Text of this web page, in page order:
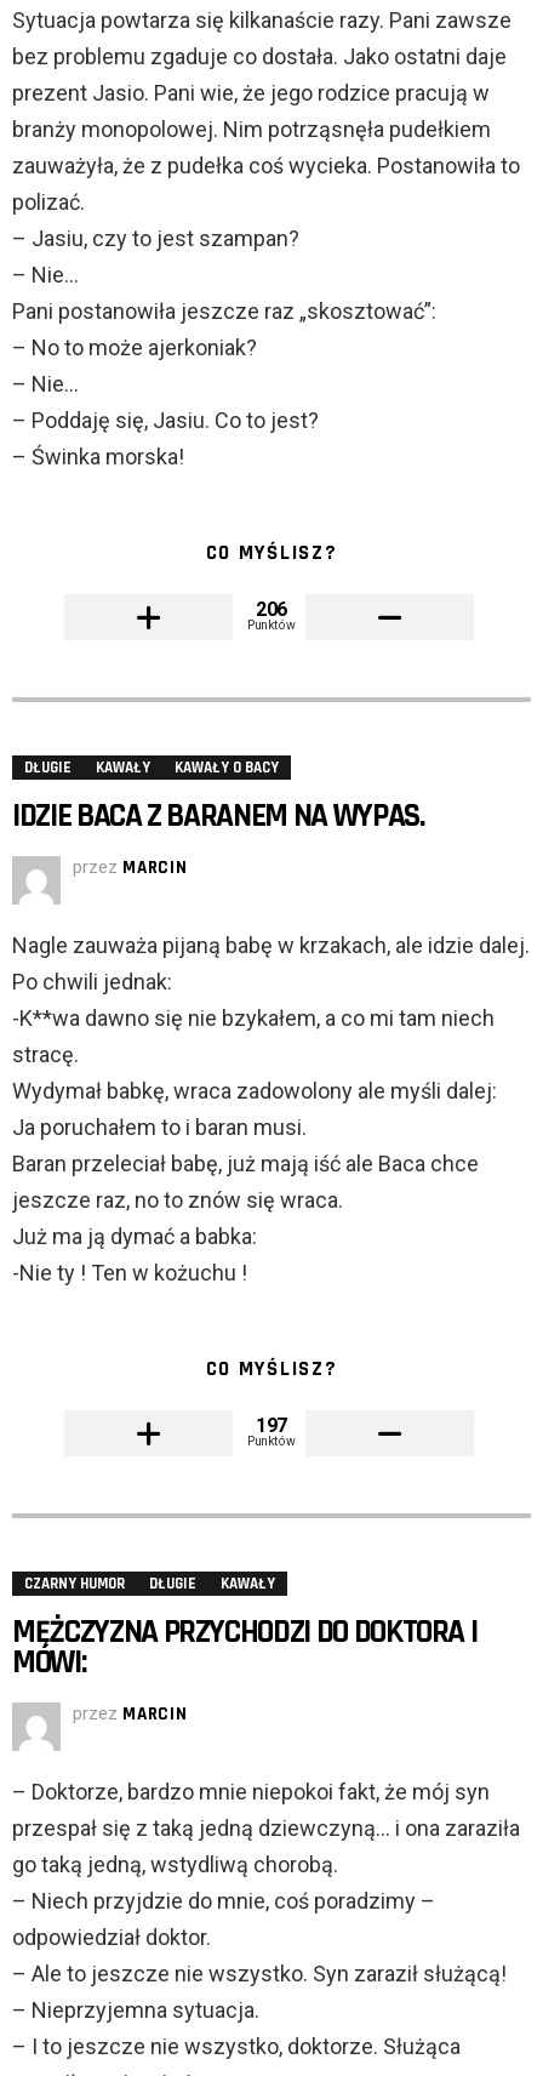
Sytuacja powtarza się kilkanaście razy. Pani zawsze
bez problemu zgaduje co dostała. Jako ostatni daje
prezent Jasio. Pani wie, że jego rodzice pracują w
branży monopolowej. Nim potrząsnęła pudełkiem
zauważyła, że z pudełka coś wycieka. Postanowiła to
polizać.
– Jasiu, czy to jest szampan?
– Nie…
Pani postanowiła jeszcze raz „skosztować”:
– No to może ajerkoniak?
– Nie…
– Poddaję się, Jasiu. Co to jest?
– Świnka morska!
CO MYŚLISZ?
206
Punktów
DŁUGIE KAWAŁY KAWAŁY O BACY
IDZIE BACA Z BARANEM NA WYPAS.
przez MARCIN
Nagle zauważa pijaną babę w krzakach, ale idzie dalej.
Po chwili jednak:
-K**wa dawno się nie bzykałem, a co mi tam niech
stracę.
Wydymał babkę, wraca zadowolony ale myśli dalej:
Ja poruchałem to i baran musi.
Baran przeleciał babę, już mają iść ale Baca chce
jeszcze raz, no to znów się wraca.
Już ma ją dymać a babka:
-Nie ty ! Ten w kożuchu !
CO MYŚLISZ?
197
Punktów
CZARNY HUMOR DŁUGIE KAWAŁY
MĘŻCZYZNA PRZYCHODZI DO DOKTORA I
MÓWI:
przez MARCIN
– Doktorze, bardzo mnie niepokoi fakt, że mój syn
przespał się z taką jedną dziewczyną… i ona zaraziła
go taką jedną, wstydliwą chorobą.
– Niech przyjdzie do mnie, coś poradzimy –
odpowiedział doktor.
– Ale to jeszcze nie wszystko. Syn zaraził służącą!
– Nieprzyjemna sytuacja.
– I to jeszcze nie wszystko, doktorze. Służąca